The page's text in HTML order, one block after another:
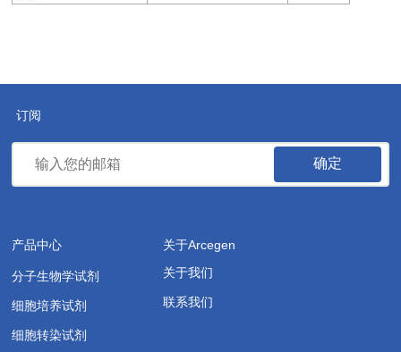
订阅
确定
产品中心
分子生物学试剂
细胞培养试剂
细胞转染试剂
关于Arcegen
关于我们
联系我们